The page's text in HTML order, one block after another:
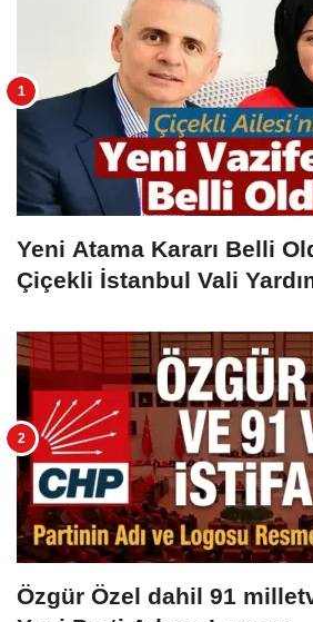
Yeni Atama Kararı Belli
Çiçekli İstanbul Vali
Özgür Özel dahil 91